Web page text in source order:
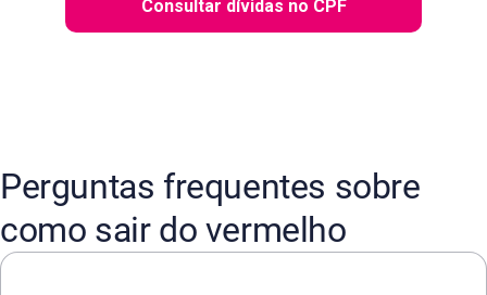
Consultar dívidas no CPF
Perguntas frequentes sobre
como sair do vermelho